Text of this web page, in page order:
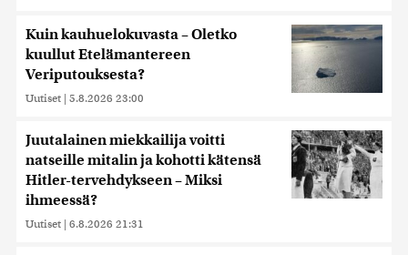
Kuin kauhuelokuvasta – Oletko
kuullut Etelämantereen
Veriputouksesta?
Uutiset | 5.8.2026 23:00
Juutalainen miekkailija voitti
natseille mitalin ja kohotti kätensä
Hitler-tervehdykseen – Miksi
ihmeessä?
Uutiset | 6.8.2026 21:31